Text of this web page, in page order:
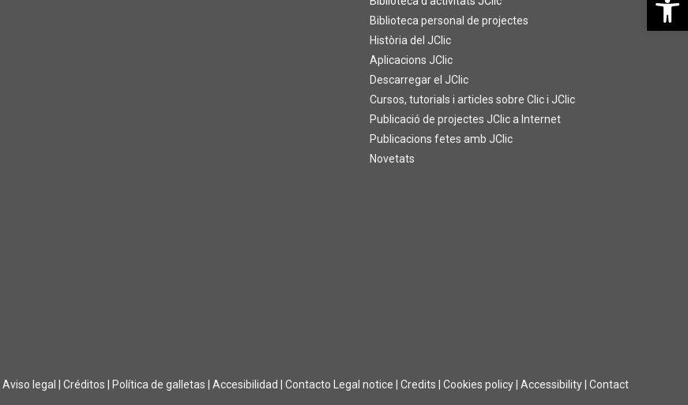
Biblioteca personal de projectes
Història del JClic
Aplicacions JClic
Descarregar el JClic
Cursos, tutorials i articles sobre Clic i JClic
Publicació de projectes JClic a Internet
Publicacions fetes amb JClic
Novetats
Aviso legal Créditos Política de galletas Accesibilidad Contacto Legal notice Credits Cookies policy Accessibility Contact